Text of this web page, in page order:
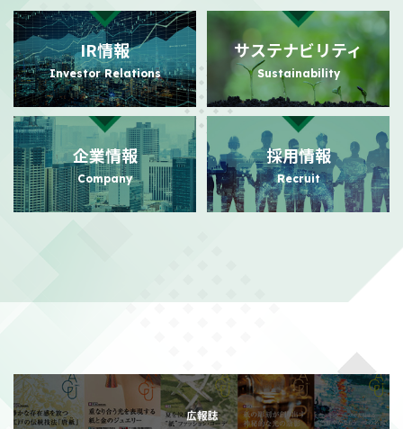
自己株式の取得状況に関するお知らせ （101KB）
2026/07/31 PR
日本におけるビジュアルコミュニケーション事業の強化に向けた
事業基盤拡充に関するお知らせ
（140KB）
2026/07/24 PR
日本におけるビジュアルコミュニケーション事業本格展開に関す
るお知らせ
（156KB）
株主還元強化を目的とした株主優待制度拡充に関するお知らせ
政策保有株式の売却額目標変更に関するお知らせ （111KB）
IR情報
Investor Relations
サステナビリティ
Sustainability
企業情報
Company
採用情報
Recruit